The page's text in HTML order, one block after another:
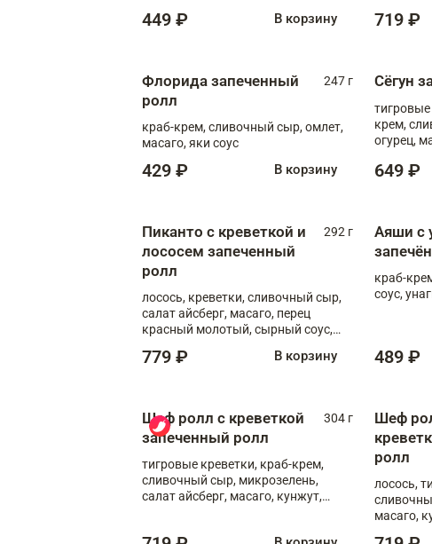
449 ₽ В корзину 719 ₽
Флорида запеченный
ролл
247 г
краб-крем, сливочный сыр, омлет,
масаго, яки соус
429 ₽ В корзину
Сёгун
тигровые
крем,
огурец,
649 ₽
Пиканто с креветкой и
лососем запеченный
ролл
292 г
лосось, креветки, сливочный сыр,
салат айсберг, масаго, перец
красный молотый, сырный соус,
779 ₽ В корзину
Аяши с
краб-
соус,
489 ₽
Шеф ролл с креветкой
запеченный ролл
304 г
тигровые креветки, краб-крем,
сливочный сыр, микрозелень,
салат айсберг, масаго, кунжут,
Шеф
ролл
лосось,
масаго,